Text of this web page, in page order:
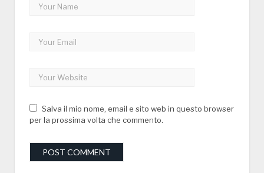
Salva il mio nome, email e sito web in questo browser
per la prossima volta che commento.